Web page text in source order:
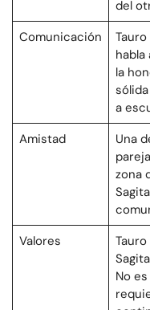
del
Comunicación
habla
la
a
Amistad
Una
zona
Valores
No